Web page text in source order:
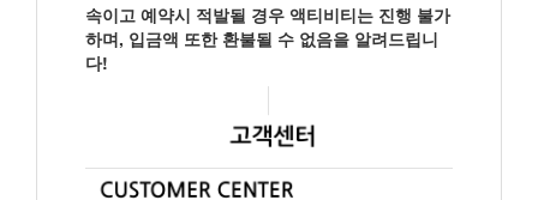
속이고 예약시 적발될 경우 액티비티는 진행 불가
하며, 입금액 또한 환불될 수 없음을 알려드립니
다!